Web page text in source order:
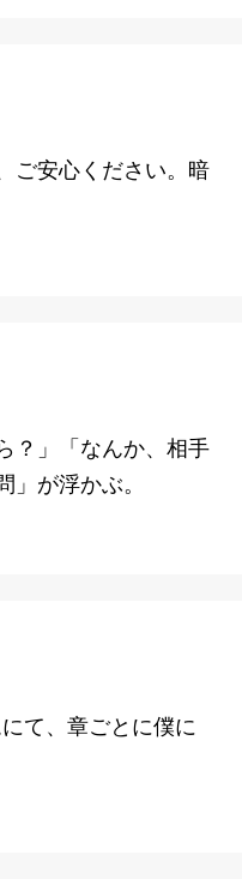
ご安心ください。暗
？」「なんか、相手
が浮かぶ。
て、章ごとに僕に